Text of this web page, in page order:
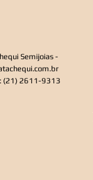
Semijoias -
(21) 2611-9313